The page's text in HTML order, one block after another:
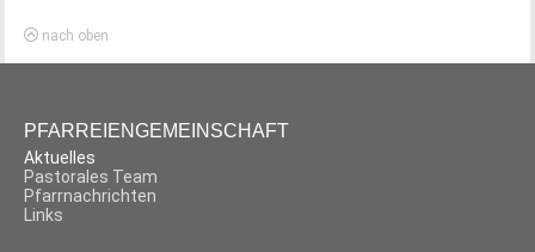
nach oben
PFARREIENGEMEINSCHAFT
Aktuelles
Pastorales Team
Pfarrnachrichten
Links